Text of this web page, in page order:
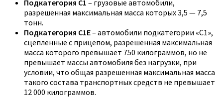
Подкатегория C1 – грузовые автомобили,
разрешенная максимальная масса которых 3,5 — 7,5
тонн.
Подкатегория C1E– автомобили подкатегории «С1»,
сцепленные с прицепом, разрешенная максимальная
масса которого превышает 750 килограммов, но не
превышает массы автомобиля без нагрузки, при
условии, что общая разрешенная максимальная масса
такого состава транспортных средств не превышает
12 000 килограммов.